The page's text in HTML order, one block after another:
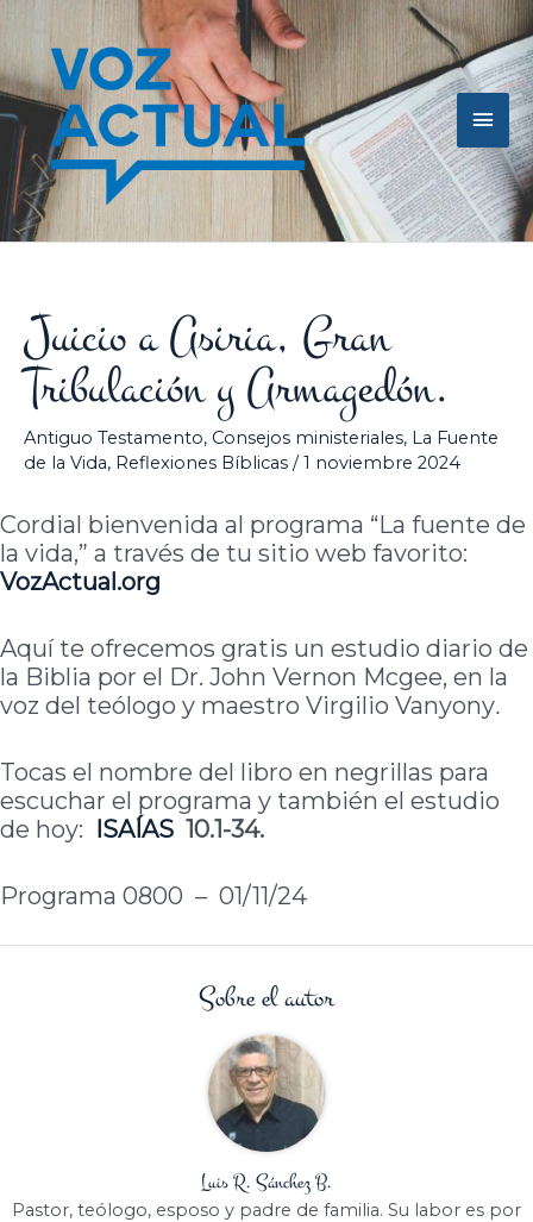
contenido
Juicio a Asiria, Gran
Tribulación y Armagedón.
Antiguo Testamento, Consejos ministeriales, La Fuente
de la Vida, Reflexiones Bíblicas /1 noviembre 2024
Cordial bienvenida al programa “La fuente de
la vida,” a través de tu sitio web favorito:
VozActual.org
Aquí te ofrecemos gratis un estudio diario de
la Biblia por el Dr. John Vernon Mcgee, en la
voz del teólogo y maestro Virgilio Vanyony.
Tocas el nombre del libro en negrillas para
escuchar el programa y también el estudio
de hoy: ISAÍAS 10.1-34.
Programa 0800 – 01/11/24
Sobre el autor
Luis R. Sánchez B.
Pastor, teólogo, esposo y padre de familia. Su labor es por